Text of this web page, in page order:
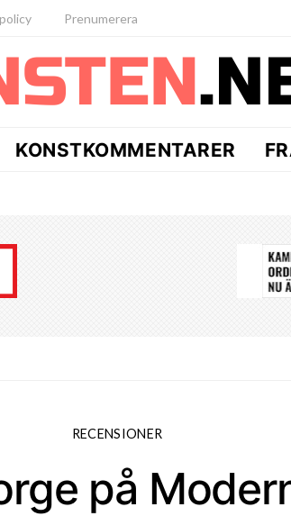
Prenumerera
KONSTKOMMENTARER
RECENSIONER
på